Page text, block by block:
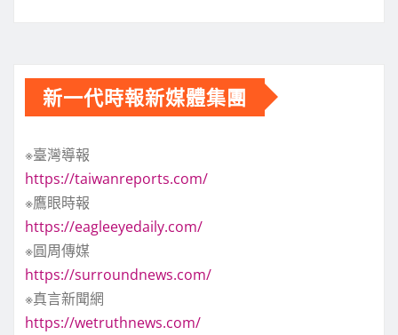
新一代時報新媒體集團
※臺灣導報
https://taiwanreports.com/
※鷹眼時報
https://eagleeyedaily.com/
※圓周傳媒
https://surroundnews.com/
※真言新聞網
https://wetruthnews.com/